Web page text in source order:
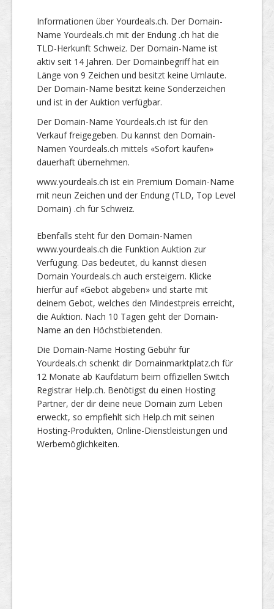
Informationen über Yourdeals.ch. Der Domain-
Name Yourdeals.ch mit der Endung .ch hat die
TLD-Herkunft Schweiz. Der Domain-Name ist
aktiv seit 14 Jahren. Der Domainbegriff hat ein
Länge von 9 Zeichen und besitzt keine Umlaute.
Der Domain-Name besitzt keine Sonderzeichen
und ist in der Auktion verfügbar.
Der Domain-Name Yourdeals.ch ist für den
Verkauf freigegeben. Du kannst den Domain-
Namen Yourdeals.ch mittels «Sofort kaufen»
dauerhaft übernehmen.
www.yourdeals.ch ist ein Premium Domain-Name
mit neun Zeichen und der Endung (TLD, Top Level
Domain) .ch für Schweiz.
Ebenfalls steht für den Domain-Namen
www.yourdeals.ch die Funktion Auktion zur
Verfügung. Das bedeutet, du kannst diesen
Domain Yourdeals.ch auch ersteigern. Klicke
hierfür auf «Gebot abgeben» und starte mit
deinem Gebot, welches den Mindestpreis erreicht,
die Auktion. Nach 10 Tagen geht der Domain-
Name an den Höchstbietenden.
Die Domain-Name Hosting Gebühr für
Yourdeals.ch schenkt dir Domainmarktplatz.ch für
12 Monate ab Kaufdatum beim offiziellen Switch
Registrar Help.ch. Benötigst du einen Hosting
Partner, der dir deine neue Domain zum Leben
erweckt, so empfiehlt sich Help.ch mit seinen
Hosting-Produkten, Online-Dienstleistungen und
Werbemöglichkeiten.